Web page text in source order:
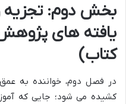
بخش دوم: تجزیه
یافته های
کتاب)
در فصل دوم، خواننده به
کشیده می شود؛ جایی که